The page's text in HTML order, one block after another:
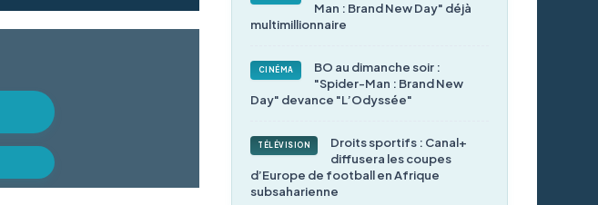
Man : Brand New Day" déjà
multimillionnaire
CINÉMA
BO au dimanche soir :
"Spider-Man : Brand New
Day" devance "L’Odyssée"
TÉLÉVISION
Droits sportifs : Canal+
diffusera les coupes
d’Europe de football en Afrique
subsaharienne